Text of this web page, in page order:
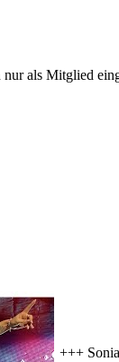
als Mitglied
+++